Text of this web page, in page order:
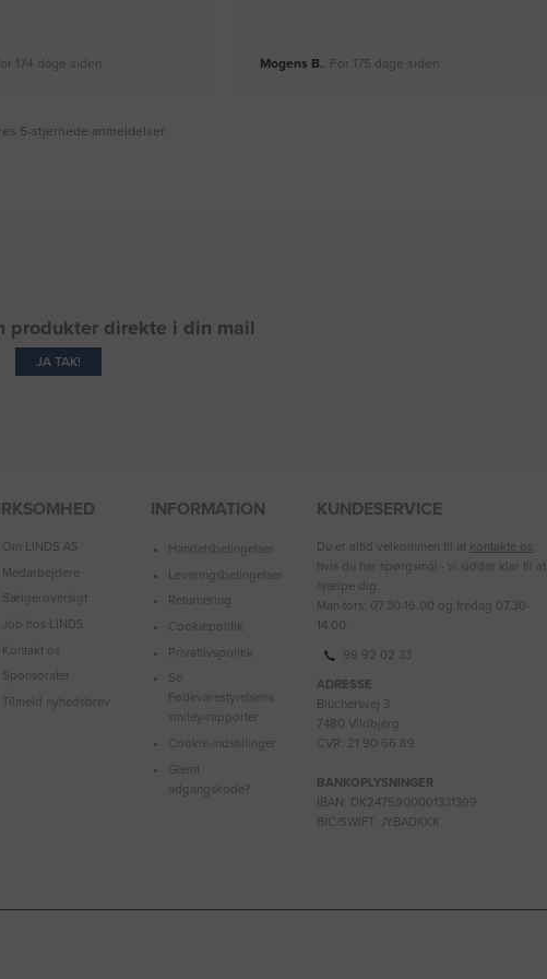
174 dage siden Mogens B., For 175 dage siden
5-stjernede anmeldelser.
produkter direkte i din mail
JA TAK!
Om LINDS AS
Medarbejdere
Sælgeroversigt
Job hos LINDS
Kontakt os
Sponsorater
Tilmeld nyhedsbrev
INFORMATION
Handelsbetingelser
Leveringsbetingelser
Returnering
Cookiepolitik
Privatlivspolitik
Se
Fødevarestyrelsens
smiley-rapporter
Cookie-indstillinger
Glemt
adgangskode?
KUNDESERVICE
Du er altid velkommen til at kontakte os,
hvis du har spørgsmål - vi sidder klar til at
hjælpe dig.
Man-tors: 07.30-16.00 og fredag 07.30-
14.00.
99 92 02 33
ADRESSE
Blüchersvej 3
7480 Vildbjerg
CVR: 21 90 66 89
BANKOPLYSNINGER
IBAN: DK2475900001331399
BIC/SWIFT: JYBADKKK